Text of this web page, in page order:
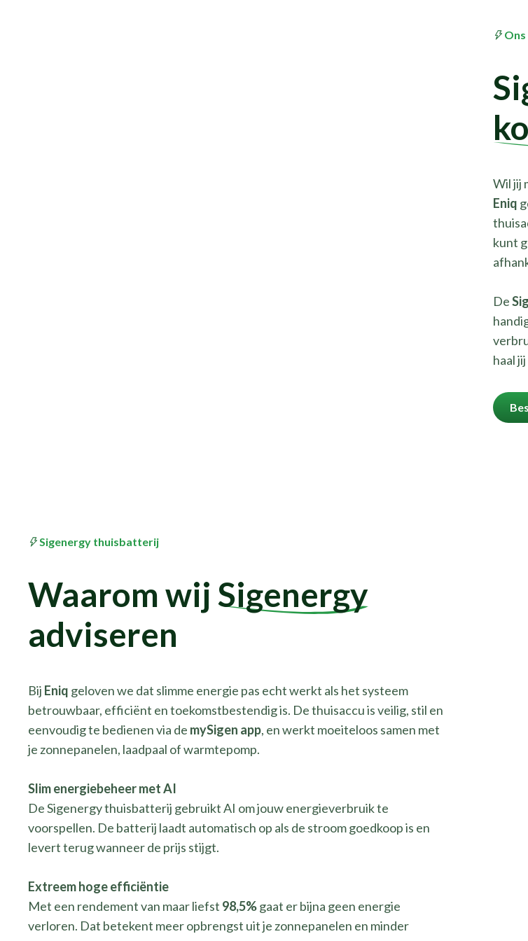
Wil jij
Eniq
kunt
De
haal
Sigenergy thuisbatterij
Waarom wij Sigenergy
adviseren
Bij Eniq geloven we dat slimme energie pas echt werkt als het systeem
betrouwbaar, efficiënt en toekomstbestendig is. De thuisaccu is veilig, stil en
eenvoudig te bedienen via de mySigen app, en werkt moeiteloos samen met
je zonnepanelen, laadpaal of warmtepomp.
Slim energiebeheer met AI
De Sigenergy thuisbatterij gebruikt AI om jouw energieverbruik te
voorspellen. De batterij laadt automatisch op als de stroom goedkoop is en
levert terug wanneer de prijs stijgt.
Extreem hoge efficiëntie
Met een rendement van maar liefst 98,5%gaat er bijna geen energie
verloren. Dat betekent meer opbrengst uit je zonnepanelen en minder